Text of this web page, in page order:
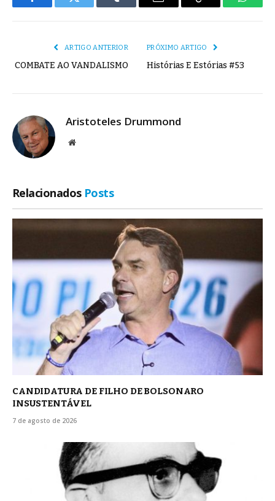
FacebookTwitter Tumblr
E-
Copiar
ARTIGO ANTERIOR
COMBATE AO VANDALISMO
PRÓXIMO ARTIGO
Histórias E Estórias #53
Aristoteles Drummond
Site
Relacionados Posts
CANDIDATURA DE FILHO DE BOLSONARO
INSUSTENTÁVEL
7 de agosto de 2026